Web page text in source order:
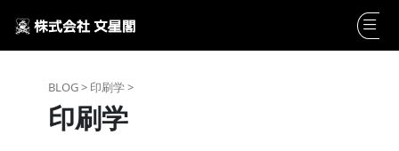
BLOG > 印刷学 >
印刷学